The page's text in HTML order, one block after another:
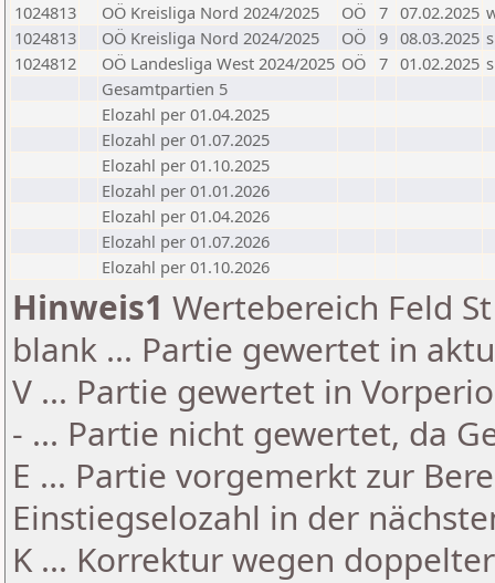
1024813
OÖ Kreisliga Nord 2024/2025 OÖ 7 07.02.2025
1024813
OÖ Kreisliga Nord 2024/2025 OÖ 9 08.03.2025 s
1024812
OÖ Landesliga West 2024/2025 OÖ 7 01.02.2025 s
Gesamtpartien 5
Elozahl per 01.04.2025
Elozahl per 01.07.2025
Elozahl per 01.10.2025
Elozahl per 01.01.2026
Elozahl per 01.04.2026
Elozahl per 01.07.2026
Elozahl per 01.10.2026
Hinweis1 Wertebereich Feld
blank ... Partie gewertet in
V ... Partie gewertet in
- ... Partie nicht gewertet, da
E ... Partie vorgemerkt zur
Einstiegselozahl in der
K ... Korrektur wegen